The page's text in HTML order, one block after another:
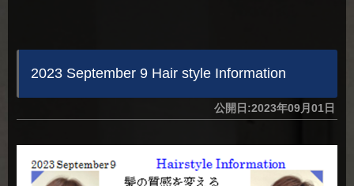
Staff blog
会社概要
2023 September 9 Hair style Information
公開日:2023年09月01日